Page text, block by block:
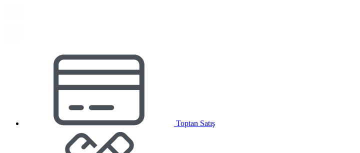
Toptan Satış